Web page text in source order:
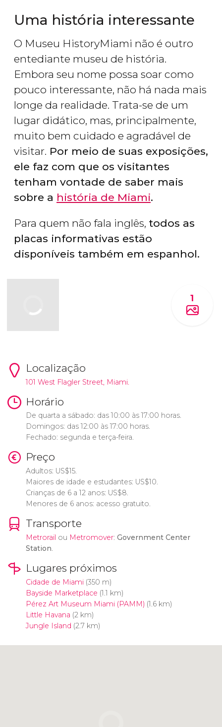
Uma história interessante
O Museu HistoryMiami não é outro
entediante museu de história.
Embora seu nome possa soar como
pouco interessante, não há nada mais
longe da realidade. Trata-se de um
lugar didático, mas, principalmente,
muito bem cuidado e agradável de
visitar. Por meio de suas exposições,
ele faz com que os visitantes
tenham vontade de saber mais
sobre a história de Miami.
Para quem não fala inglês, todos as
placas informativas estão
disponíveis também em espanhol.
1
Localização
101 West Flagler Street, Miami.
Horário
De quarta a sábado: das 10:00 às 17:00 horas.
Domingos: das 12:00 às 17:00 horas.
Fechado: segunda e terça-feira.
Preço
Adultos: US$15.
Maiores de idade e estudantes: US$10.
Crianças de 6 a 12 anos: US$8.
Menores de 6 anos: acesso gratuito.
Transporte
Metrorail ou Metromover: Government Center
Station.
Lugares próximos
Cidade de Miami(350 m)
Bayside Marketplace (1.1 km)
Pérez Art Museum Miami (PAMM) (1.6 km)
Little Havana (2 km)
Jungle Island (2.7 km)